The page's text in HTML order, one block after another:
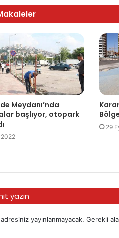
Meydanı’nda
başlıyor, otopark
2022
29
yazın
yayınlanmayacak. Gerekli